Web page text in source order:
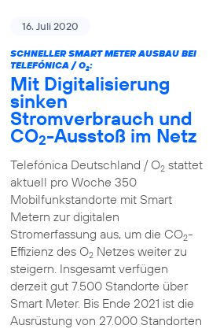
16. Juli 2020
SCHNELLER SMART METER AUSBAU BEI
TELEFÓNICA / O2:
Mit Digitalisierung
sinken
Stromverbrauch und
CO2-Ausstoß im Netz
Telefónica Deutschland / O2stattet
aktuell pro Woche 350
Mobilfunkstandorte mit Smart
Metern zur digitalen
Stromerfassung aus, um die CO2-
Effizienz des O2Netzes weiter zu
steigern. Insgesamt verfügen
derzeit gut 7.500 Standorte über
Smart Meter. Bis Ende 2021 ist die
Ausrüstung von 27.000 Standorten